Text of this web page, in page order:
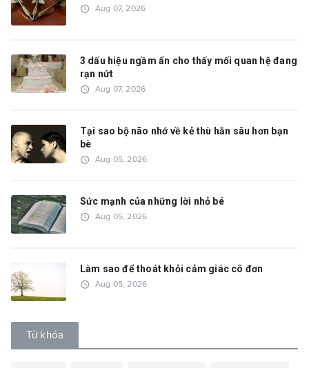
access_time Aug 07, 2026
3 dấu hiệu ngầm ẩn cho thấy mối quan hệ đang
rạn nứt
access_time Aug 07, 2026
Tại sao bộ não nhớ về kẻ thù hằn sâu hơn bạn
bè
access_time Aug 05, 2026
Sức mạnh của những lời nhỏ bé
access_time Aug 05, 2026
Làm sao để thoát khỏi cảm giác cô đơn
access_time Aug 05, 2026
Từ khóa